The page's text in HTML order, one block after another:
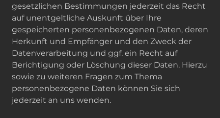
gesetzlichen Bestimmungen jederzeit das Recht
auf unentgeltliche Auskunft über Ihre
gespeicherten personenbezogenen Daten, deren
Herkunft und Empfänger und den Zweck der
Datenverarbeitung und ggf. ein Recht auf
Berichtigung oder Löschung dieser Daten. Hierzu
sowie zu weiteren Fragen zum Thema
personenbezogene Daten können Sie sich
jederzeit an uns wenden.